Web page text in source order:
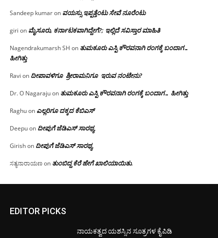
Sandeep kumaron ವಯಸ್ಸು ಇಪ್ಪತ್ತೆಂಟು ಸೇವೆ ನೂರೆಂಟು
giri on ಮೈಸೂರು, ಕರ್ನಾಟಕವಾಗಿದ್ದೇಗೆ?; ಇಲ್ಲಿದೆ ಸವಿಸ್ತಾರ ಮಾಹಿತಿ
Nagendrakumarsh SH on ತುಮಕೂರು ಎಸ್ಪಿ ಕೌರವನಾಗಿ ರಂಗಕ್ಕೆ ಬಂದಾಗ…
ಹೀಗಿತ್ತು
Ravi on ದೀಪಾವಳಿಗೂ ಶ್ರೀರಾಮನಿಗೂ ಇರುವ ನಂಟೇನು?
Dr. O Nagarajuon ತುಮಕೂರು ಎಸ್ಪಿ ಕೌರವನಾಗಿ ರಂಗಕ್ಕೆ ಬಂದಾಗ… ಹೀಗಿತ್ತು
Raghuon ಎಲ್ಲರಿಗೂ ದಕ್ಕದ ಕೆಬಿಎಸ್
Deepuon ದೀಪುಗೆ ಜೆಡಿಎಸ್ ಸಾರಥ್ಯ
Girishon ದೀಪುಗೆ ಜೆಡಿಎಸ್ ಸಾರಥ್ಯ
ಸತ್ಯನಾರಾಯಣon ತುಂಬಿದ್ದ ಕೆರೆ ಹೇಗೆ ಖಾಲಿಯಾಯಿತು.
EDITOR PICKS
ನಾಯಕತ್ವದ ಯಶಸ್ಸಿನ ಸೂತ್ರಗಳ ಕೈಪಿಡಿ